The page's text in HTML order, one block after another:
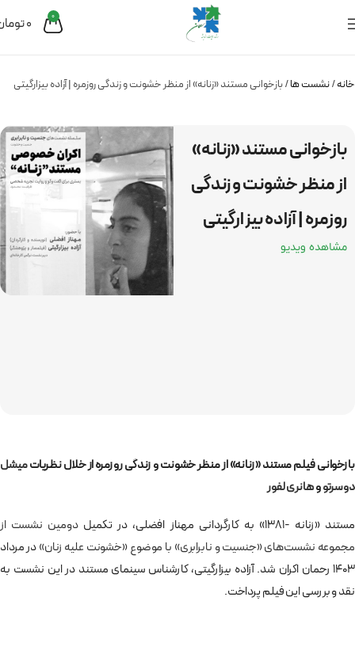
0
0
خانه نشست ها بازخوانی مستند «زنانه» از منظر خشونت و زندگی روزمره | آزاده بیزارگیتی
بازخوانی مستند «زنانه»
از منظر خشونت و زندگی
روزمره | آزاده بیزارگیتی
مشاهده ویدیو
بازخوانی فیلم مستند «زنانه» از منظر خشونت و زندگی روزمره از خلال نظریاتمیشل
دوسرتووهانری لفور
مستند «زنانه -1381» به کارگردانی مهناز افضلی، در تکمیل
دومین نشست از
مجموعه نشست‌های «جنسیت و نابرابری» با موضوع «خشونت علیه زنان»در مرداد
1403 رحمان اکران شد. آزاده بیزارگیتی، کارشناس سینمای مستند در این نشست به
نقد و بررسی این فیلم پرداخت.